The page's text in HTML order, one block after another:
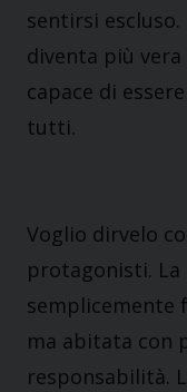
sentirsi escluso.
diventa più vera
capace di
tutti.
Voglio dirvelo
protagonisti. La
semplicemente
ma abitata con
responsabilità.